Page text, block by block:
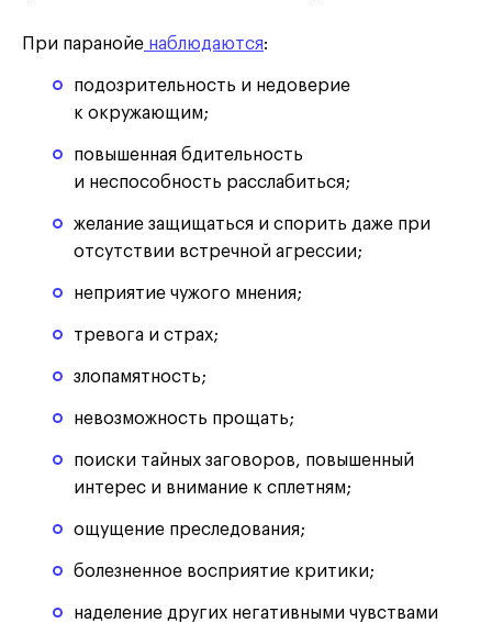
При паранойе наблюдаются:
подозрительность и недоверие
к окружающим;
повышенная бдительность
и неспособность расслабиться;
желание защищаться и спорить даже при
отсутствии встречной агрессии;
неприятие чужого мнения;
тревога и страх;
злопамятность;
невозможность прощать;
поиски тайных заговоров, повышенный
интерес и внимание к сплетням;
ощущение преследования;
болезненное восприятие критики;
наделение других негативными чувствами